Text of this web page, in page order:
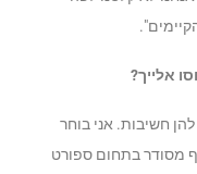
אלייך?
חשיבות. אני בוחר
מסודר בתחום ספורט